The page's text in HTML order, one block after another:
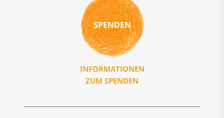
SPENDEN
INFORMATIONEN
ZUM SPENDEN